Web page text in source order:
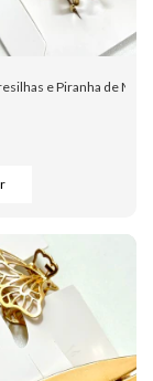
Douradae Piranha de